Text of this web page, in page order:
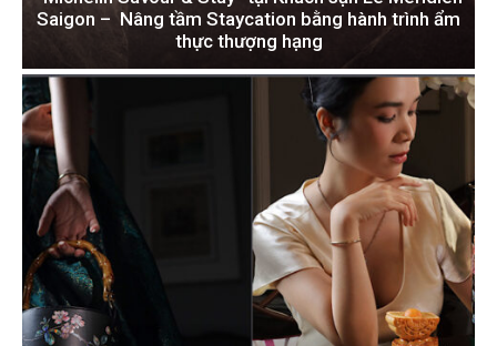
Saigon – Nâng tầm Staycation bằng hành trình ẩm
thực thượng hạng